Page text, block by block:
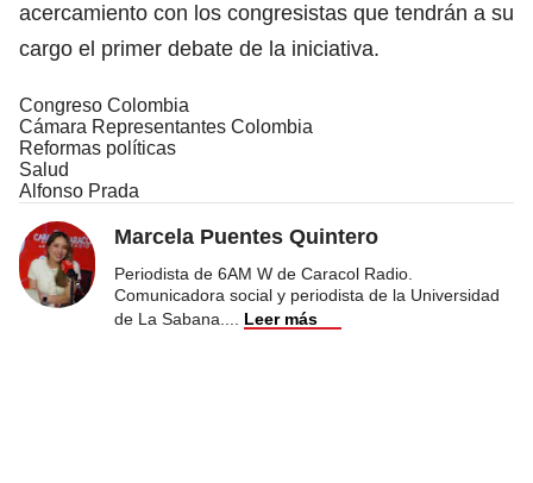
acercamiento con los congresistas que tendrán a su
cargo el primer debate de la iniciativa.
Congreso Colombia
Cámara Representantes Colombia
Reformas políticas
Salud
Alfonso Prada
Marcela Puentes Quintero
Periodista de 6AM W de Caracol Radio.
Comunicadora social y periodista de la Universidad
de La Sabana.
Leer más